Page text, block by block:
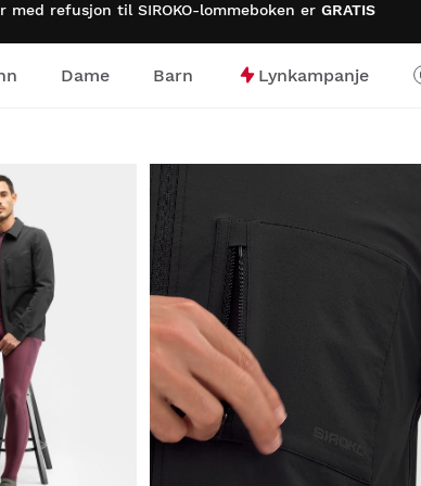
refusjon til SIROKO-lommeboken er GRATIS
Dame Barn Lynkampanje